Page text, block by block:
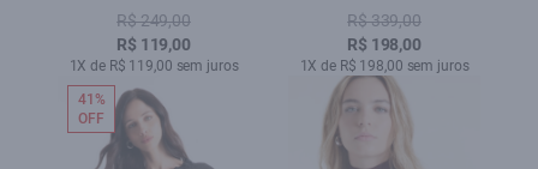
Sleeveless Vermelho
R$ 249,00
R$ 119,00
1X de R$ 119,00 sem juros
Winged Paradise Natural
R$ 339,00
R$ 198,00
1X de R$ 198,00 sem juros
41%
OFF